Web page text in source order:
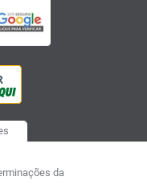
da